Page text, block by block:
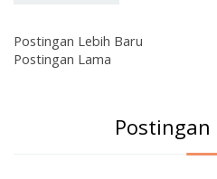
Postingan Lebih Baru
Postingan Lama
Postingan